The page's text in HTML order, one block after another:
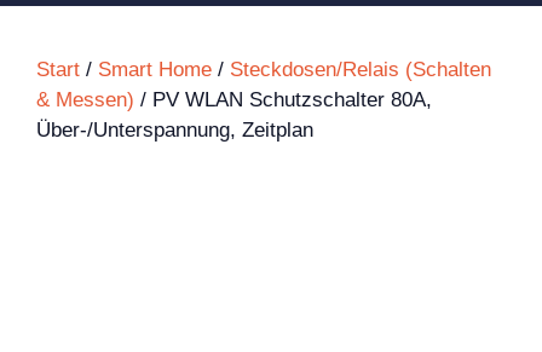
Start / Smart Home / Steckdosen/Relais (Schalten
& Messen) / PV WLAN Schutzschalter 80A,
Über-/Unterspannung, Zeitplan